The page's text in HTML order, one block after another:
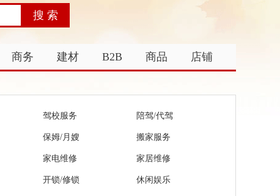
商务 建材 B2B 商品 店铺
驾校服务 陪驾/代驾
保姆/月嫂 搬家服务
家电维修 家居维修
开锁/修锁 休闲娱乐